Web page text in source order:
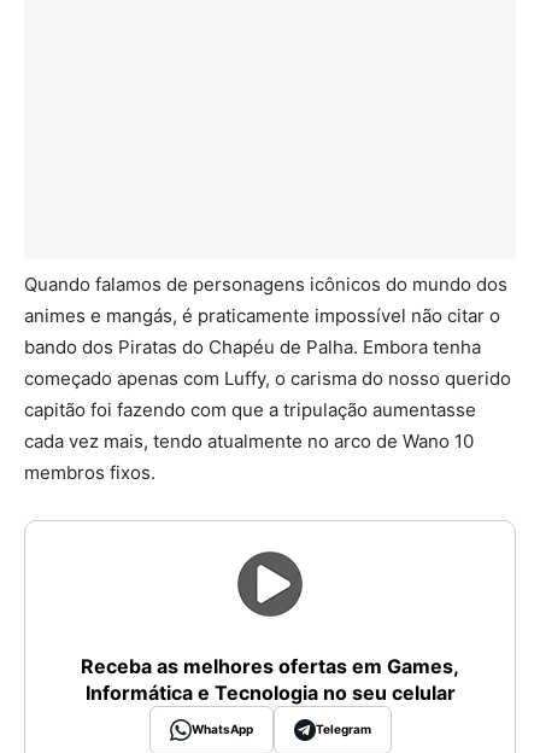
Quando falamos de personagens icônicos do mundo dos
animes e mangás, é praticamente impossível não citar o
bando dos Piratas do Chapéu de Palha. Embora tenha
começado apenas com Luffy, o carisma do nosso querido
capitão foi fazendo com que a tripulação aumentasse
cada vez mais, tendo atualmente no arco de Wano 10
membros fixos.
Receba as melhores ofertas em Games,
Informática e Tecnologia no seu celular
WhatsApp Telegram